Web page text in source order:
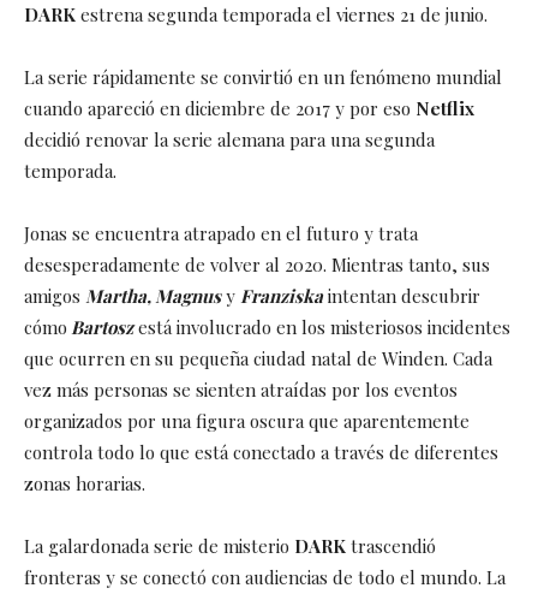
DARK estrena segunda temporada el viernes 21 de junio.
La serie rápidamente se convirtió en un fenómeno mundial
cuando apareció en diciembre de 2017 y por eso Netflix
decidió renovar la serie alemana para una segunda
temporada.
Jonas se encuentra atrapado en el futuro y trata
desesperadamente de volver al 2020. Mientras tanto, sus
amigos Martha, Magnusy Franziskaintentan descubrir
cómo Bartoszestá involucrado en los misteriosos incidentes
que ocurren en su pequeña ciudad natal de Winden. Cada
vez más personas se sienten atraídas por los eventos
organizados por una figura oscura que aparentemente
controla todo lo que está conectado a través de diferentes
zonas horarias.
La galardonada serie de misterio DARK trascendió
fronteras y se conectó con audiencias de todo el mundo. La